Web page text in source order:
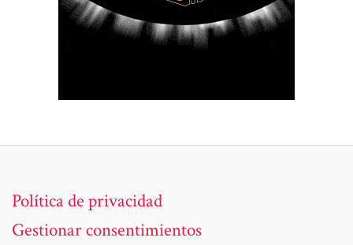
Política de privacidad
Gestionar consentimientos